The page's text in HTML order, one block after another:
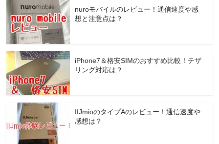
nuroモバイルのレビュー！通信速度や感
想と注意点は？
iPhone7＆格安SIMのおすすめ比較！テザ
リング対応は？
IIJmioのタイプAのレビュー！通信速度や
感想は？